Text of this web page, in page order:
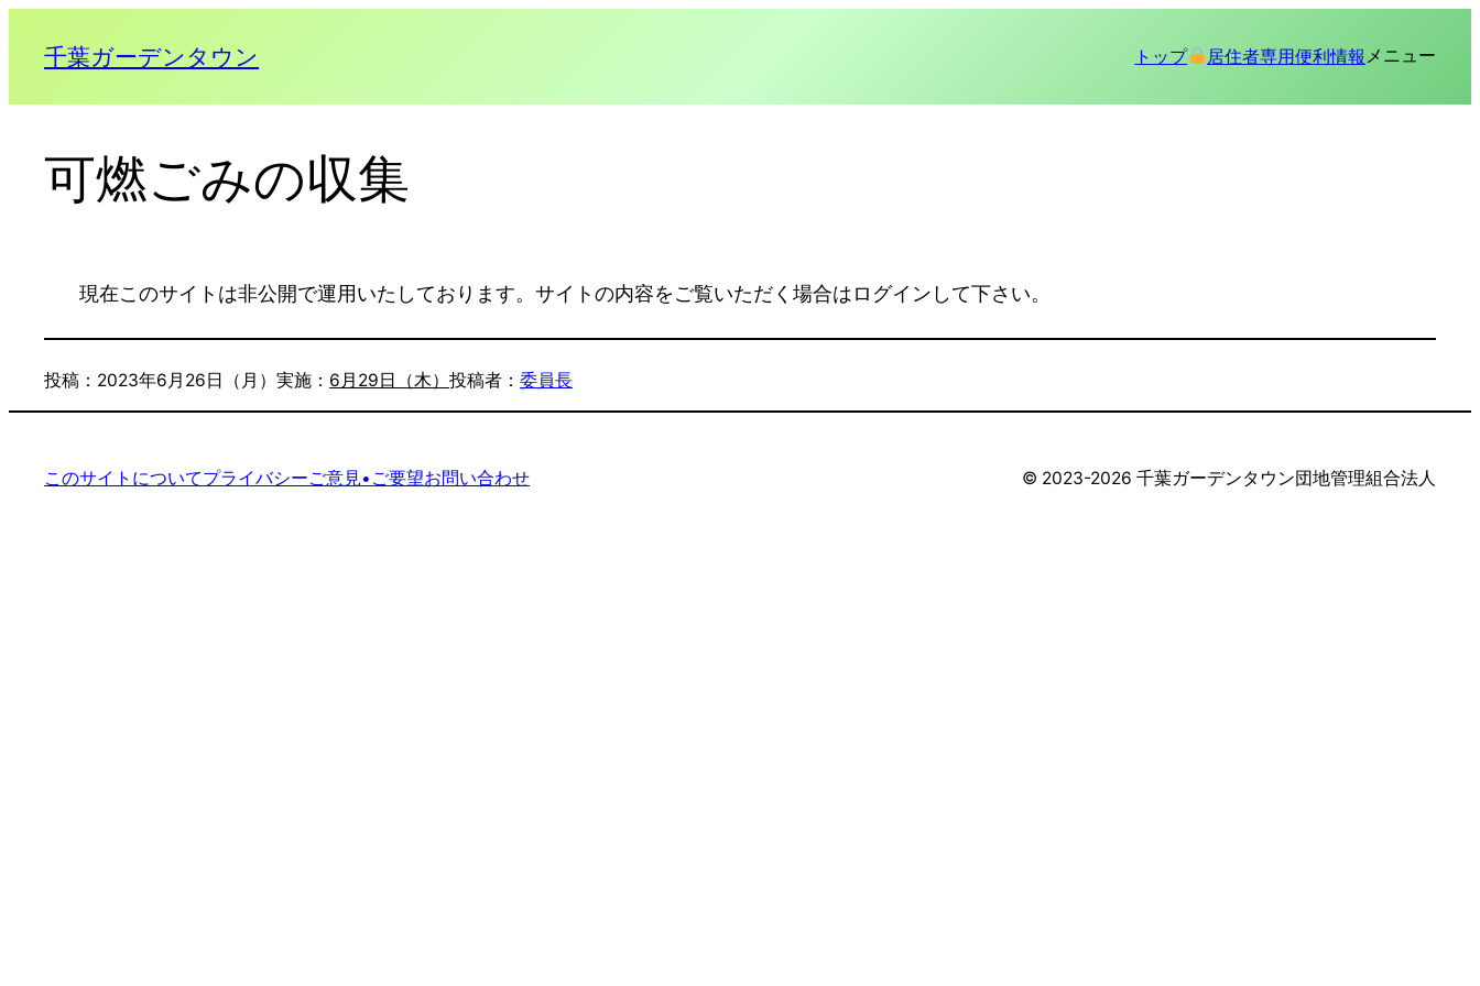
千葉ガーデンタウン トップ 居住者専用便利情報 メニュー
可燃ごみの収集
現在このサイトは非公開で運用いたしております。サイトの内容をご覧いただく場合はログインして下さい。
投稿： 2023年6月26日（月） 実施： 6月29日（木） 投稿者： 委員長
このサイトについてプライバシーご意見•ご要望お問い合わせ ©︎ 2023-2026 千葉ガーデンタウン団地管理組合法人